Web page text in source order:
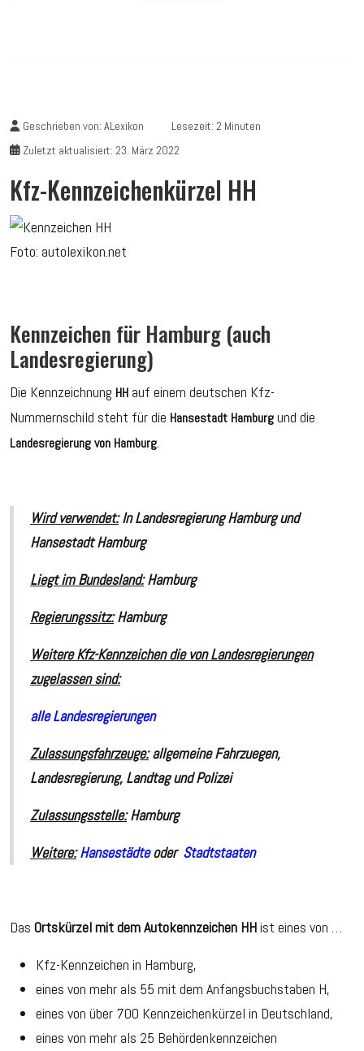
Geschrieben von: ALexikon
Lesezeit: 2 Minuten
Zuletzt aktualisiert: 23. März 2022
Kfz-Kennzeichenkürzel HH
Foto: autolexikon.net
Kennzeichen für Hamburg (auch
Landesregierung)
Die Kennzeichnung HH auf einem deutschen Kfz-
Nummernschild steht für die Hansestadt Hamburgund die
Landesregierung von Hamburg.
Wird verwendet:InLandesregierung Hamburg und
Hansestadt Hamburg
Liegt im Bundesland:Hamburg
Regierungssitz: Hamburg
Weitere Kfz-Kennzeichen die von Landesregierungen
zugelassen sind:
alle Landesregierungen
Zulassungsfahrzeuge: allgemeine Fahrzuegen,
Landesregierung, Landtag und Polizei
Zulassungsstelle: Hamburg
Weitere: Hansestädteoder Stadtstaaten
Das Ortskürzel mit dem Autokennzeichen HHist eines von …
Kfz-Kennzeichen in Hamburg,
eines von mehr als 55 mit dem Anfangsbuchstaben H,
eines von über 700 Kennzeichenkürzel in Deutschland,
eines von mehr als 25 Behördenkennzeichen